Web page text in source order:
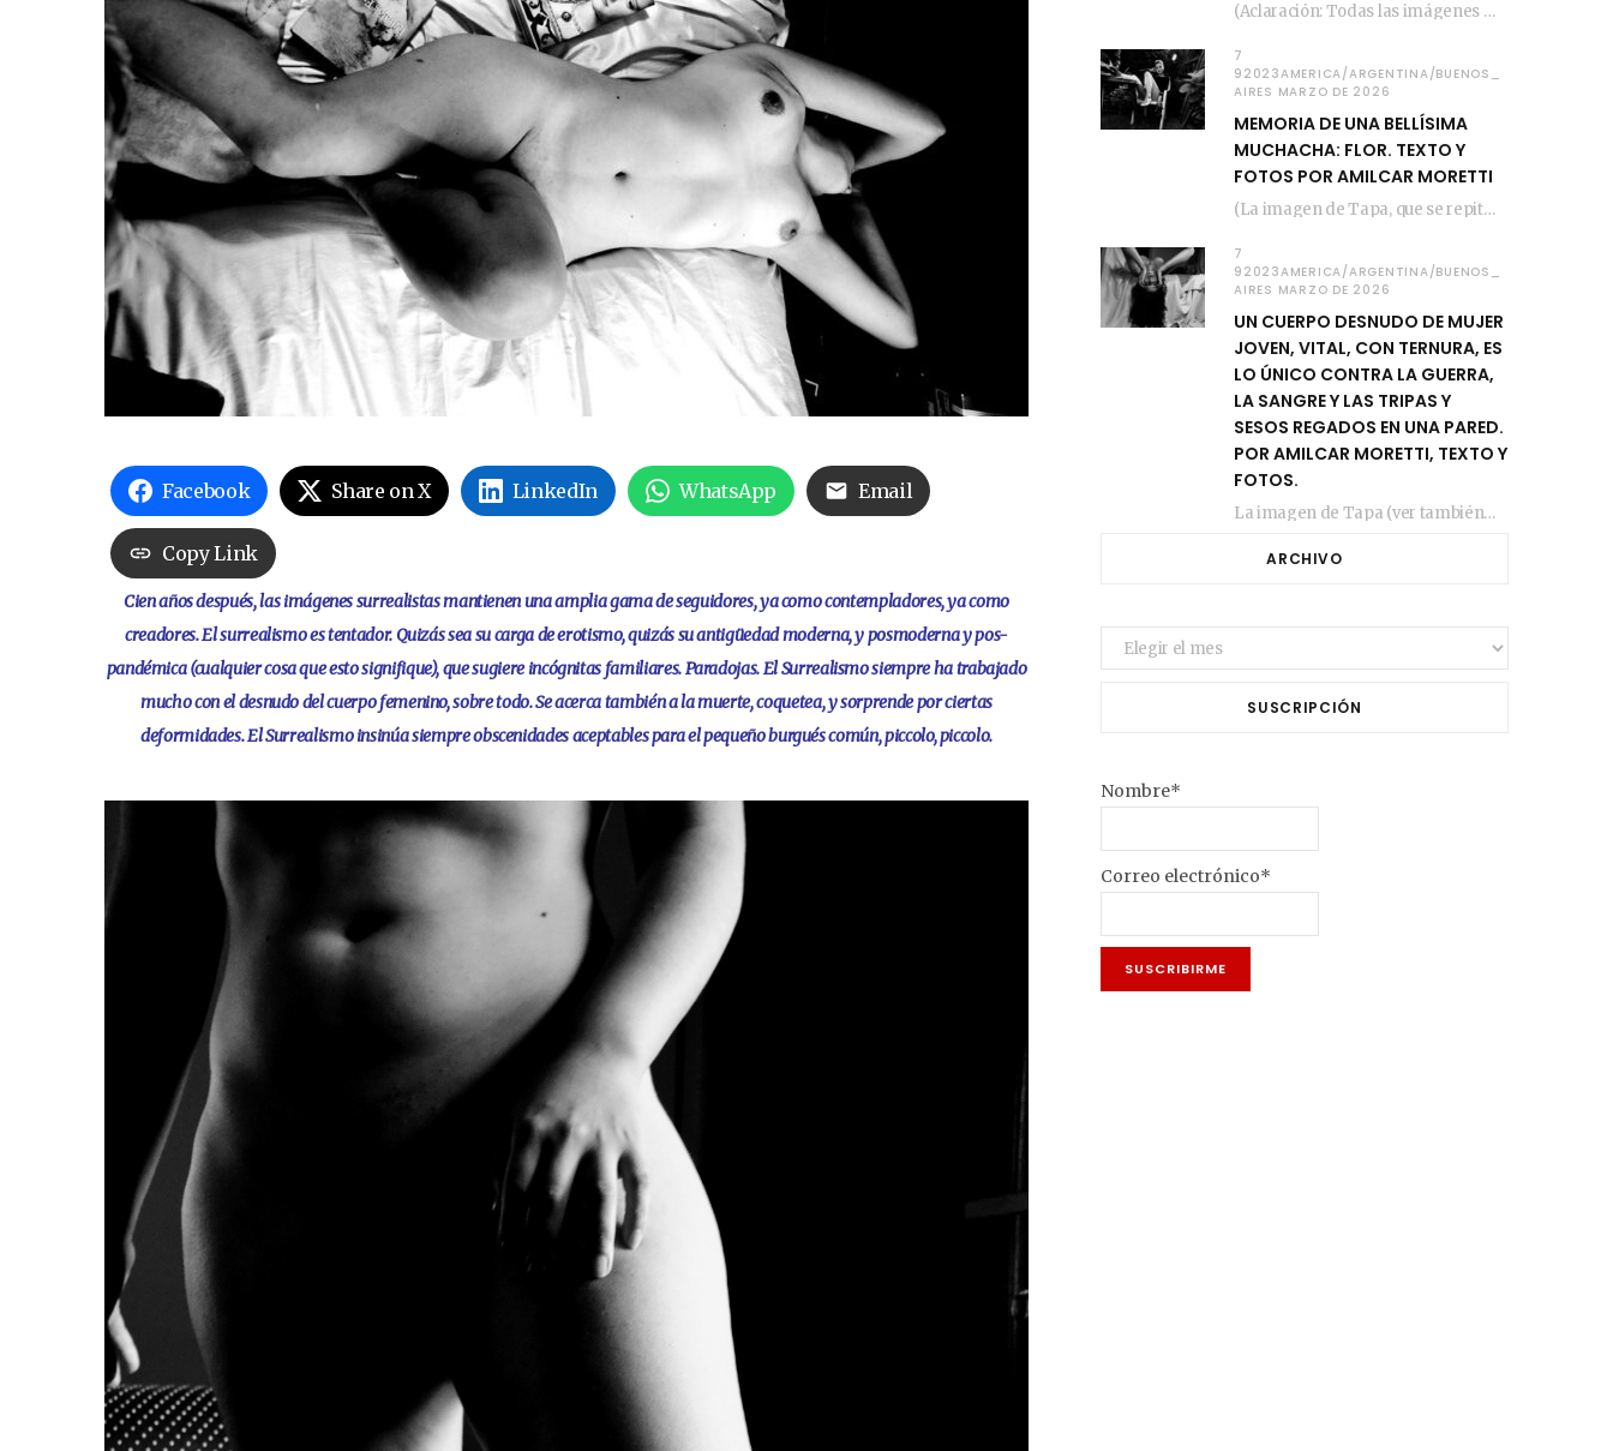
Facebook Share on X LinkedIn WhatsApp Email
Copy Link
Cien años después, las imágenes surrealistas mantienen una amplia gama de seguidores, ya como contempladores, ya como
creadores. El surrealismo es tentador. Quizás sea su carga de erotismo, quizás su antigüedad moderna, y posmoderna y pos-
pandémica (cualquier cosa que esto signifique), que sugiere incógnitas familiares. Paradojas. El Surrealismo siempre ha trabajado
mucho con el desnudo del cuerpo femenino, sobre todo. Se acerca también a la muerte, coquetea, y sorprende por ciertas
deformidades. El Surrealismo insinúa siempre obscenidades aceptables para el pequeño burgués común, piccolo, piccolo.
(Aclaración: Todas las imágenes de este posteo fueron tomadas de Bloghemia.com, y todos los…
7
92023AMERICA/ARGENTINA/BUENOS_
AIRES MARZO DE 2026
MEMORIA DE UNA BELLÍSIMA
MUCHACHA: FLOR. TEXTO Y
FOTOS POR AMILCAR MORETTI
(La imagen de Tapa, que se repite arriba, fue compuesta por Amilcar Moretti el viernes…
7
92023AMERICA/ARGENTINA/BUENOS_
AIRES MARZO DE 2026
UN CUERPO DESNUDO DE MUJER
JOVEN, VITAL, CON TERNURA, ES
LO ÚNICO CONTRA LA GUERRA,
LA SANGRE Y LAS TRIPAS Y
SESOS REGADOS EN UNA PARED.
POR AMILCAR MORETTI, TEXTO Y
FOTOS.
La imagen de Tapa (ver también más arriba) fue compuesta en estos días de febrero…
ARCHIVO
Archivo
SUSCRIPCIÓN
Nombre*
Correo electrónico*